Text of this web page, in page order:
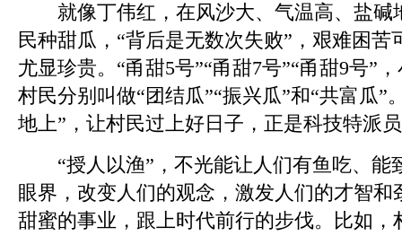
就像丁伟红，在风沙大、气温高、盐碱
民种甜瓜，“背后是无数次失败”，艰难困苦
尤显珍贵。“甬甜5号”“甬甜7号”“甬甜9号”
村民分别叫做“团结瓜”“振兴瓜”和“共富瓜”
地上”，让村民过上好日子，正是科技特派
“授人以渔”，不光能让人们有鱼吃、能
眼界，改变人们的观念，激发人们的才智和
甜蜜的事业，跟上时代前行的步伐。比如，